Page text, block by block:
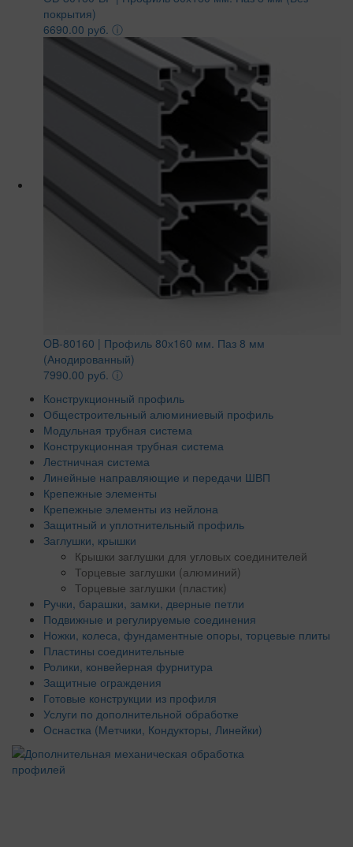
покрытия)
6690.00 руб. ⓘ
OB-80160 | Профиль 80х160 мм. Паз 8 мм
(Анодированный)
7990.00 руб. ⓘ
Конструкционный профиль
Общестроительный алюминиевый профиль
Модульная трубная система
Конструкционная трубная система
Лестничная система
Линейные направляющие и передачи ШВП
Крепежные элементы
Крепежные элементы из нейлона
Защитный и уплотнительный профиль
Заглушки, крышки
Крышки заглушки для угловых соединителей
Торцевые заглушки (алюминий)
Торцевые заглушки (пластик)
Ручки, барашки, замки, дверные петли
Подвижные и регулируемые соединения
Ножки, колеса, фундаментные опоры, торцевые плиты
Пластины соединительные
Ролики, конвейерная фурнитура
Защитные ограждения
Готовые конструкции из профиля
Услуги по дополнительной обработке
Оснастка (Метчики, Кондукторы, Линейки)